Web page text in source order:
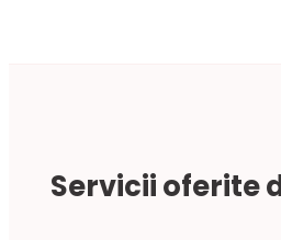
Servicii oferite